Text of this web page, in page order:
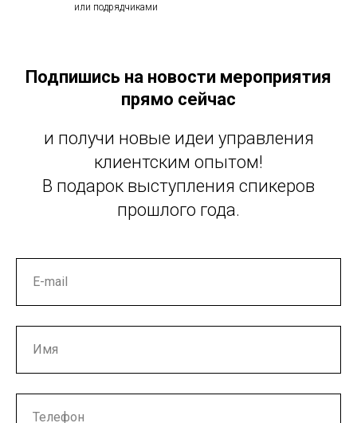
или подрядчиками
Подпишись на новости мероприятия
прямо сейчас
и получи новые идеи управления
клиентским опытом!
В подарок выступления спикеров
прошлого года.